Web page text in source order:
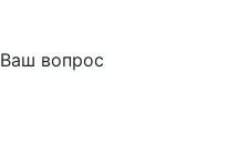
Ваш вопрос